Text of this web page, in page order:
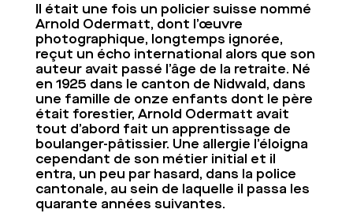
Il était une fois un policier suisse nommé
Arnold Odermatt, dont l’œuvre
photographique, longtemps ignorée,
reçut un écho international alors que son
auteur avait passé l’âge de la retraite. Né
en 1925 dans le canton de Nidwald, dans
une famille de onze enfants dont le père
était forestier, Arnold Odermatt avait
tout d’abord fait un apprentissage de
boulanger-pâtissier. Une allergie l’éloigna
cependant de son métier initial et il
entra, un peu par hasard, dans la police
cantonale, au sein de laquelle il passa les
quarante années suivantes.